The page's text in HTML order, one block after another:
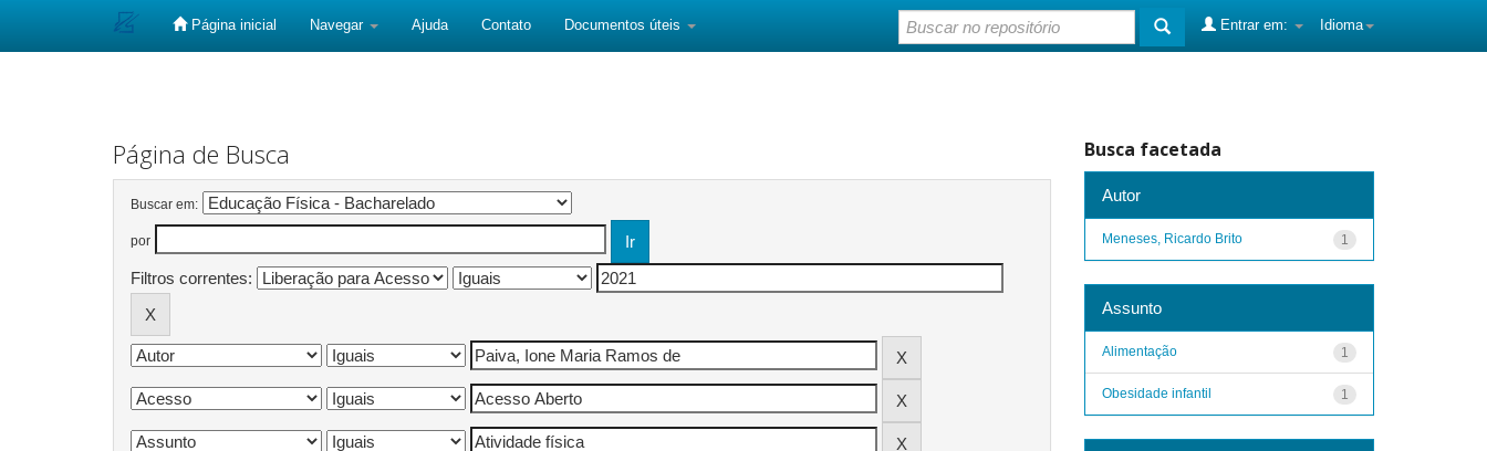
Página inicial Navegar Ajuda Contato Documentos úteis Idioma
Entrar em:
Página de Busca
Buscar em:
por
Filtros correntes:
Busca facetada
Autor
1
Meneses, Ricardo Brito
Assunto
1
Alimentação
1
Obesidade infantil